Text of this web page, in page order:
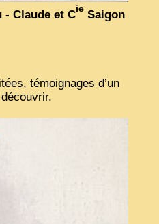
- Claude et Cie Saigon
témoignages d’un